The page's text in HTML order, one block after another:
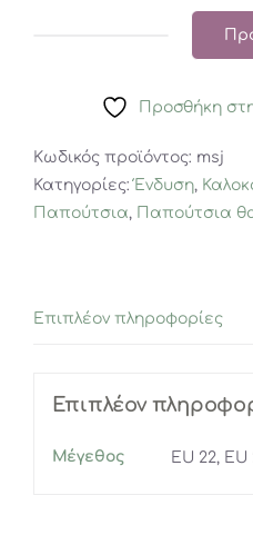
θαλάσσης
-
Jaune
ποσότητα
Προσθήκη
Κωδικός προϊόντος: msj
Κατηγορίες:Ένδυση,
Παπούτσια, Παπούτσια
Επιπλέον πληροφορίες
Επιπλέον
Μέγεθος EU 22, EU